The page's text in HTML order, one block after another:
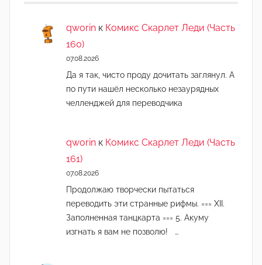
qworin к Комикс Скарлет Леди (Часть
160)
07.08.2026
Да я так, чисто проду дочитать заглянул. А
по пути нашёл несколько незаурядных
челленджей для переводчика
qworin к Комикс Скарлет Леди (Часть
161)
07.08.2026
Продолжаю творчески пытаться
переводить эти странные рифмы. === XII.
Заполненная танцкарта === 5. Акуму
изгнать я вам не позволю! …